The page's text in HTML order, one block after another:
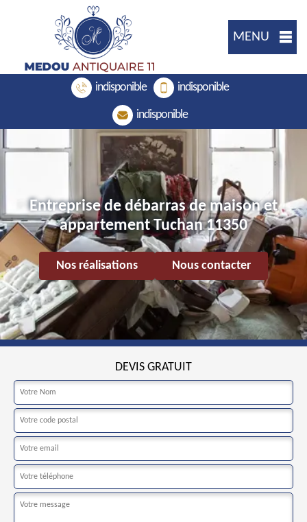
MENU
indisponible indisponible
indisponible
Entreprise de débarras de maison et
appartement Tuchan 11350
Nos réalisations Nous contacter
DEVIS GRATUIT